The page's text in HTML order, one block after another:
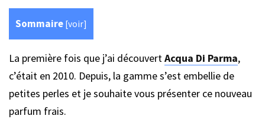
Sommaire [voir]
La première fois que j’ai découvertAcqua Di Parma,
c’était en 2010. Depuis, la gamme s’est embellie de
petites perles et je souhaite vous présenter ce nouveau
parfum frais.